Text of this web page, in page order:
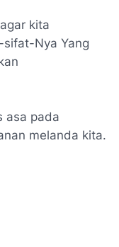
kita
Nya Yang
asa pada
melanda kita.